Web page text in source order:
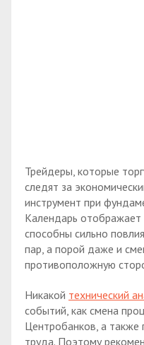
Трейдеры, которые
следят за
инструмент при
Календарь
способны сильно
пар, а порой даже и
противоположную
Никакой технический
событий, как смена
Центробанков, а
труда. Поэтому